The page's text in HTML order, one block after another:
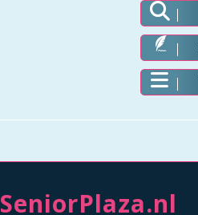
SeniorPlaza.nl